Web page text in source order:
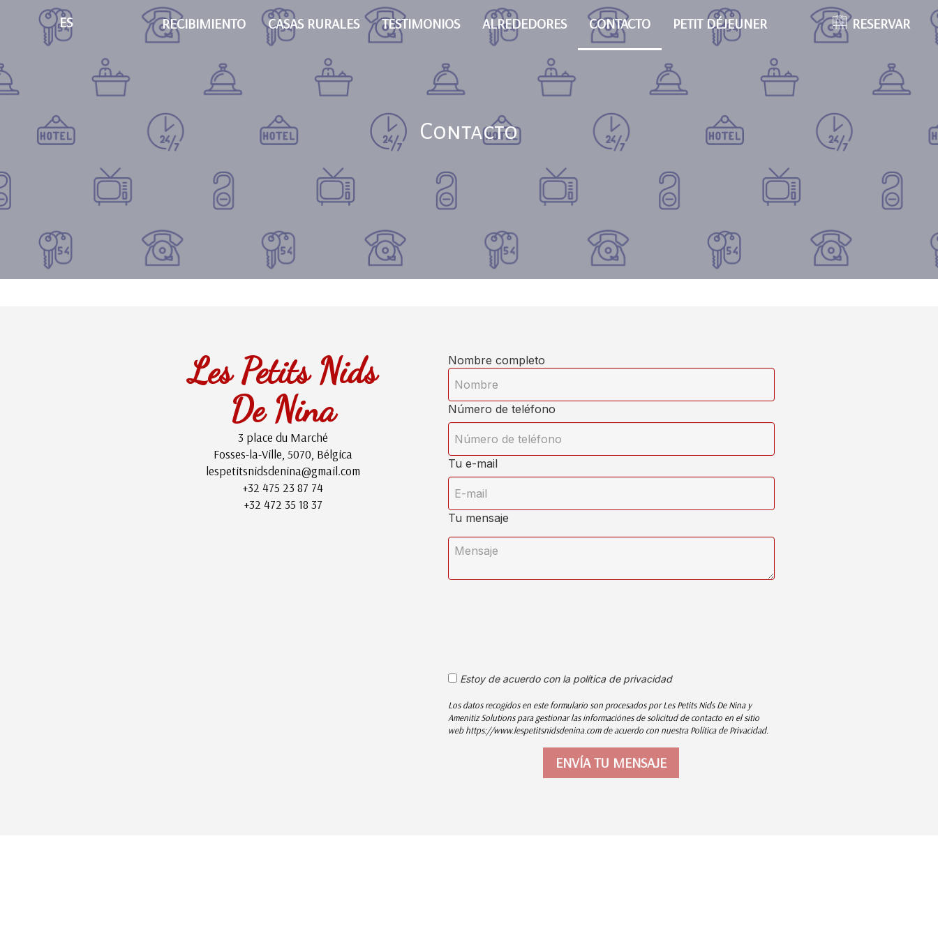
ES RECIBIMIENTO CASAS RURALES TESTIMONIOS ALREDEDORES CONTACTO PETIT DÉJEUNER RESERVAR
Contacto
Les Petits Nids
De Nina
3 place du Marché
Fosses-la-Ville, 5070, Bélgica
lespetitsnidsdenina@gmail.com
+32 475 23 87 74
+32 472 35 18 37
Nombre completo
Número de teléfono
Tu e-mail
Tu mensaje
Estoy de acuerdo con la política de privacidad
Los datos recogidos en este formulario son procesados por Les Petits Nids De Nina y
Amenitiz Solutions para gestionar las informaciónes de solicitud de contacto en el sitio
web https://www.lespetitsnidsdenina.com de acuerdo con nuestra Política de Privacidad.